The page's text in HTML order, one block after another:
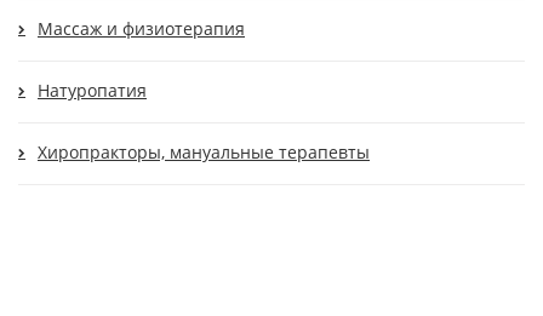
Массаж и физиотерапия
Натуропатия
Хиропракторы, мануальные терапевты